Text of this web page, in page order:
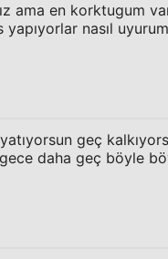
ama en korktugum
yapıyorlar nasıl
geç
daha geç böyle